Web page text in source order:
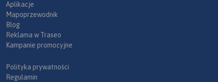
Aplikacje
Mapoprzewodnik
Blog
Reklama w Traseo
Kampanie promocyjne
Polityka prywatności
Regulamin